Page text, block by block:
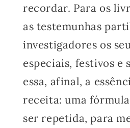
recordar. Para os
as testemunhas
investigadores os
especiais, festivos e
essa, afinal, a
receita: uma
ser repetida, para